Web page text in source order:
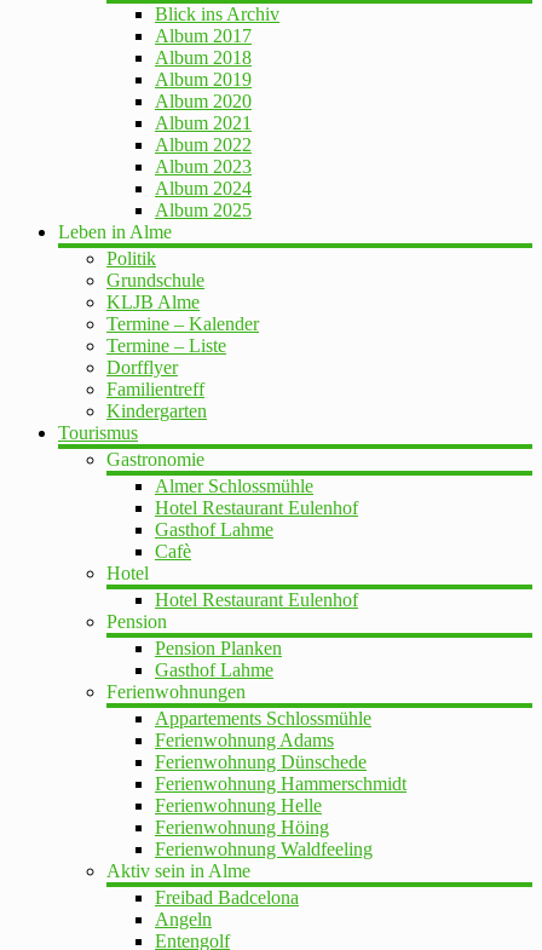
Blick ins Archiv
Album 2017
Album 2018
Album 2019
Album 2020
Album 2021
Album 2022
Album 2023
Album 2024
Album 2025
Leben in Alme
Politik
Grundschule
KLJB Alme
Termine – Kalender
Termine – Liste
Dorfflyer
Familientreff
Kindergarten
Tourismus
Gastronomie
Almer Schlossmühle
Hotel Restaurant Eulenhof
Gasthof Lahme
Cafè
Hotel
Hotel Restaurant Eulenhof
Pension
Pension Planken
Gasthof Lahme
Ferienwohnungen
Appartements Schlossmühle
Ferienwohnung Adams
Ferienwohnung Dünschede
Ferienwohnung Hammerschmidt
Ferienwohnung Helle
Ferienwohnung Höing
Ferienwohnung Waldfeeling
Aktiv sein in Alme
Freibad Badcelona
Angeln
Entengolf